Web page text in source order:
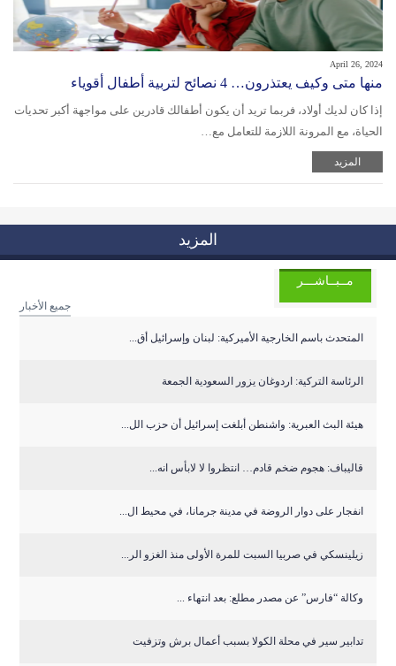
April 26, 2024
منها متى وكيف يعتذرون… 4 نصائح لتربية أطفال أقوياء
إذا كان لديك أولاد، فربما تريد أن يكون أطفالك قادرين على مواجهة أكبر تحديات
الحياة، مع المرونة اللازمة للتعامل مع…
المزيد
المزيد
مــبــاشـــر
جميع الأخبار
المتحدث باسم الخارجية الأميركية: لبنان وإسرائيل أق...
الرئاسة التركية: اردوغان يزور السعودية الجمعة
هيئة البث العبرية: واشنطن أبلغت إسرائيل أن حزب الل...
قاليباف: هجوم ضخم قادم… انتظروا لا لابأس انه...
انفجار على دوار الروضة في مدينة جرمانا، في محيط ال...
زيلينسكي في صربيا السبت للمرة الأولى منذ الغزو الر...
وكالة “فارس” عن مصدر مطلع: بعد انتهاء ...
تدابير سير في محلة الكولا بسبب أعمال برش وتزفيت